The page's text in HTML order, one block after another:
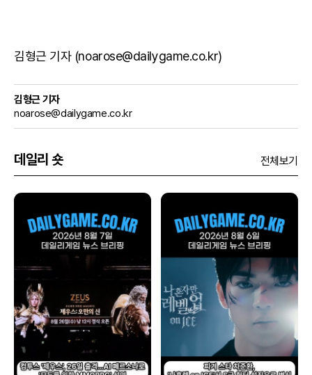
김형근 기자 (noarose@dailygame.co.kr)
김형근 기자
noarose@dailygame.co.kr
데일리 숏 전체보기